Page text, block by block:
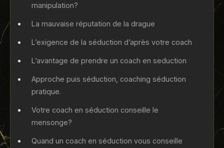
manipulation?
La mauvaise réputation de la drague
L’exigence de la séduction d’après votre coach
L’avantage de prendre un coach en seduction
Approche puis séduction, coaching séduction
pratique.
Votre coach en séduction conseille le
mensonge?
Quand un coach en séduction vous conseille